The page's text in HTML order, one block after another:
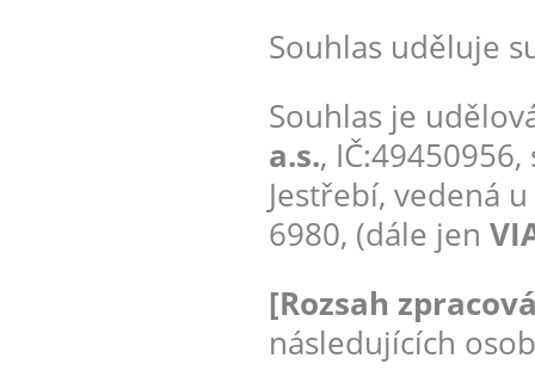
Souhlas uděluje
Souhlas je
a.s.,
Jestřebí, vedená
6980, (dále jen
[Rozsah
následujících